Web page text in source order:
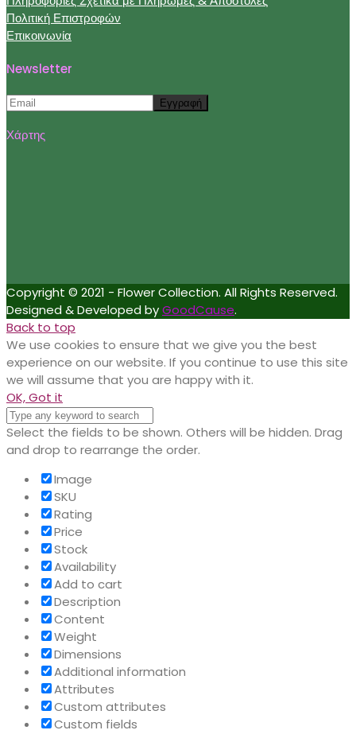
Πολιτική Επιστροφών
Επικοινωνία
Newsletter
Χάρτης
Copyright © 2021 - Flower Collection. All Rights Reserved.
Designed & Developed byGoodCause.
Back to top
We use cookies to ensure that we give you the best
experience on our website. If you continue to use this site
we will assume that you are happy with it.
OK, Got it
Select the fields to be shown. Others will be hidden. Drag
and drop to rearrange the order.
Image
SKU
Rating
Price
Stock
Availability
Add to cart
Description
Content
Weight
Dimensions
Additional information
Attributes
Custom attributes
Custom fields